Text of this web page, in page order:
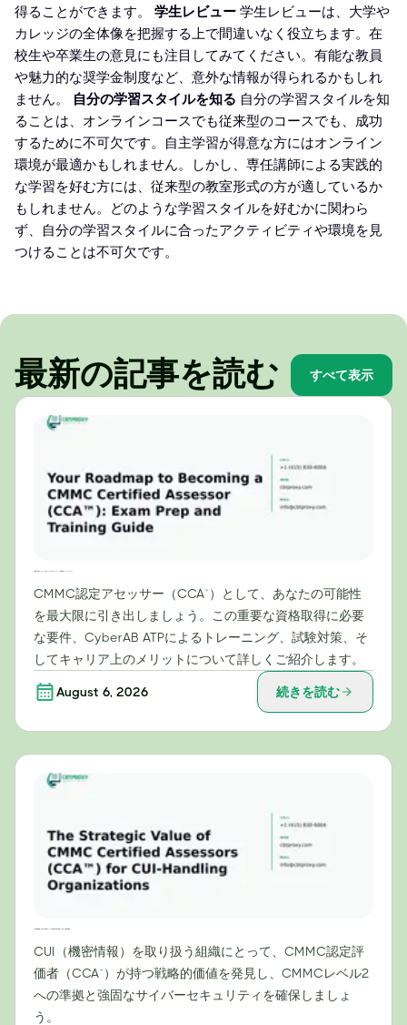
得ることができます。 学生レビュー 学生レビューは、大学や
カレッジの全体像を把握する上で間違いなく役立ちます。在
校生や卒業生の意見にも注目してみてください。有能な教員
や魅力的な奨学金制度など、意外な情報が得られるかもしれ
ません。
自分の学習スタイルを知る 自分の学習スタイルを知
ることは、オンラインコースでも従来型のコースでも、成功
するために不可欠です。自主学習が得意な方にはオンライン
環境が最適かもしれません。しかし、専任講師による実践的
な学習を好む方には、従来型の教室形式の方が適しているか
もしれません。どのような学習スタイルを好むかに関わら
ず、自分の学習スタイルに合ったアクティビティや環境を見
つけることは不可欠です。
最新の記事を読む すべて表示
CMMC認定アセッサー（CCA™）として、あなたの可能性
を最大限に引き出しましょう。この重要な資格取得に必要
な要件、CyberAB ATPによるトレーニング、試験対策、そ
してキャリア上のメリットについて詳しくご紹介します。
August 6, 2026 続きを読む
CUI（機密情報）を取り扱う組織にとって、CMMC認定評
価者（CCA™）が持つ戦略的価値を発見し、CMMCレベル2
への準拠と強固なサイバーセキュリティを確保しましょ
う。